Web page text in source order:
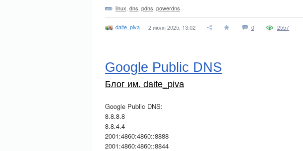
linux dns pdns powerdns
daite_piva 2 июля 2025, 13:02 0 2557
Google Public DNS
Блог им. daite_piva
Google Public DNS:
8.8.8.8
8.8.4.4
2001:4860:4860::8888
2001:4860:4860::8844